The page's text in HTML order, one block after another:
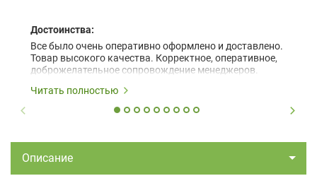
Достоинства:
Все было очень оперативно оформлено и доставлено.
Товар высокого качества. Корректное, оперативное,
доброжелательное сопровождение менеджеров.
Читать полностью
Описание